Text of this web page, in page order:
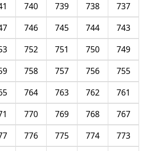
737
738
739
740
743
744
745
746
749
750
751
752
755
756
757
758
761
762
763
764
767
768
769
770
773
774
775
776